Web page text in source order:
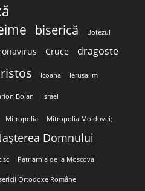
biserică Botezul
Cruce dragoste
Icoana Ierusalim
Boian Israel
Mitropolia Mitropolia Moldovei;
Domnului
Patriarhia de la Moscova
Ortodoxe Române